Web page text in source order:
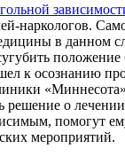
наркологов.
в данном
к осознанию
решение о
помогут
мероприятий.